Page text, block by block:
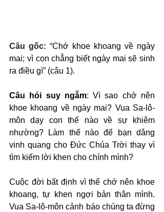
Câu gốc: “Chớ khoe khoang về ngày
mai; vì con chẳng biết ngày mai sẽ sinh
ra điều gì” (câu 1).
Câu hỏi suy ngẫm: Vì sao chớ nên
khoe khoang về ngày mai? Vua Sa-lô-
môn dạy con thế nào về sự khiêm
nhường? Làm thế nào để bạn dâng
vinh quang cho Đức Chúa Trời thay vì
tìm kiếm lời khen cho chính mình?
Cuộc đời bất định vì thế chớ nên khoe
khoang, tự khen ngợi bản thân mình.
Vua Sa-lô-môn cảnh báo chúng ta đừng